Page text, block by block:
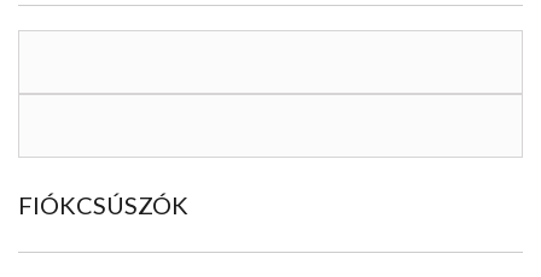
FIÓKCSÚSZÓK